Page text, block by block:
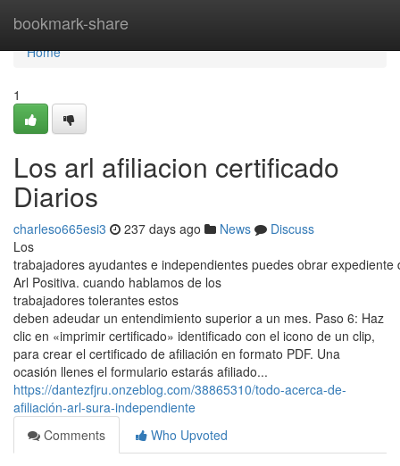
bookmark-share
Home
Home
1
Los arl afiliacion certificado
Diarios
charleso665esi3 237 days ago News
Discuss
Los
trabajadores ayudantes e independientes puedes obrar expediente
Arl Positiva. cuando hablamos de los
trabajadores tolerantes estos
deben adeudar un entendimiento superior a un mes. Paso 6: Haz
clic en «imprimir certificado» identificado con el icono de un clip,
para crear el certificado de afiliación en formato PDF. Una
ocasión llenes el formulario estarás afiliado...
https://dantezfjru.onzeblog.com/38865310/todo-acerca-de-
afiliación-arl-sura-independiente
Comments
Who Upvoted